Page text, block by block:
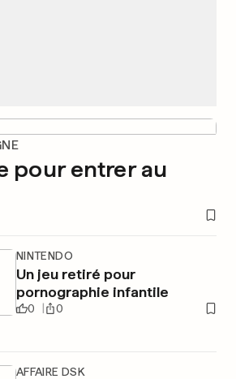
pour entrer au
NINTENDO
Un jeu retiré pour
pornographie infantile
0 0
AFFAIRE DSK